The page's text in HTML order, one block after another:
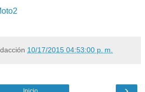
10/17/2015 04:53:00 p. m.